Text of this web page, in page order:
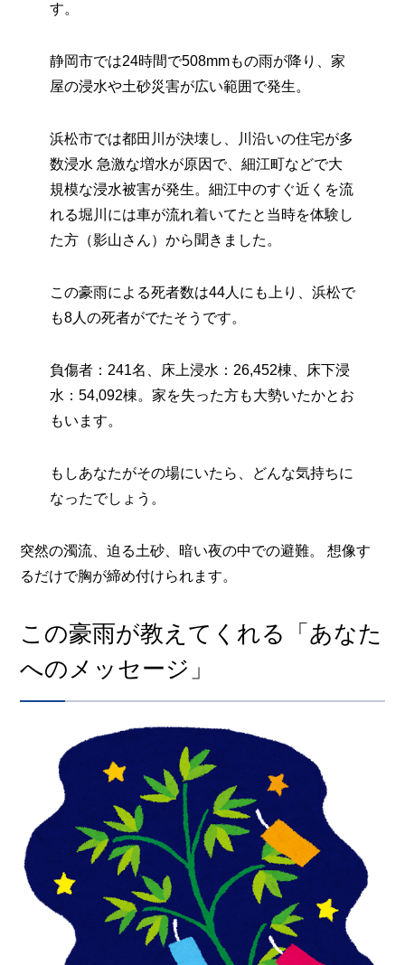
す。
静岡市では24時間で508mmもの雨が降り、家
屋の浸水や土砂災害が広い範囲で発生。
浜松市では都田川が決壊し、川沿いの住宅が多
数浸水 急激な増水が原因で、細江町などで大
規模な浸水被害が発生。細江中のすぐ近くを流
れる堀川には車が流れ着いてたと当時を体験し
た方（影山さん）から聞きました。
この豪雨による死者数は44人にも上り、浜松で
も8人の死者がでたそうです。
負傷者：241名、床上浸水：26,452棟、床下浸
水：54,092棟。家を失った方も大勢いたかとお
もいます。
もしあなたがその場にいたら、どんな気持ちに
なったでしょう。
突然の濁流、迫る土砂、暗い夜の中での避難。 想像す
るだけで胸が締め付けられます。
この豪雨が教えてくれる「あなた
へのメッセージ」